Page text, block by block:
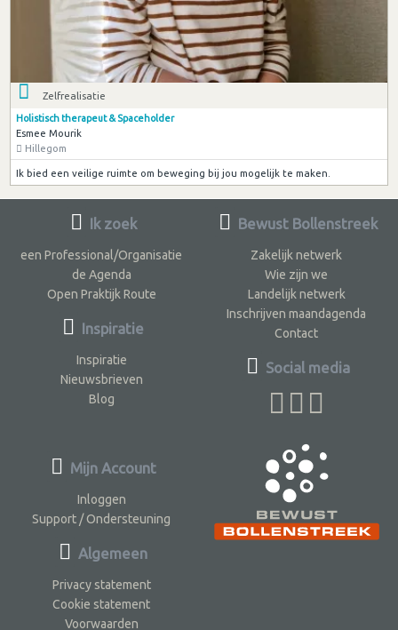
Zelfrealisatie
Holistisch therapeut & Spaceholder
Esmee Mourik
Hillegom
Ik bied een veilige ruimte om beweging bij jou mogelijk te maken.
Ik zoek
een Professional/Organisatie
de Agenda
Open Praktijk Route
Inspiratie
Inspiratie
Nieuwsbrieven
Blog
Bewust Bollenstreek
Zakelijk netwerk
Wie zijn we
Landelijk netwerk
Inschrijven maandagenda
Contact
Social media
Mijn Account
Inloggen
Support / Ondersteuning
Algemeen
Privacy statement
Cookie statement
Voorwaarden